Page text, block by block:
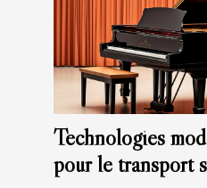
Technologies
pour le transport